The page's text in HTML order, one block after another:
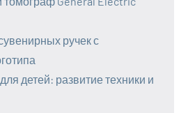
ручек с
детей: развитие техники и